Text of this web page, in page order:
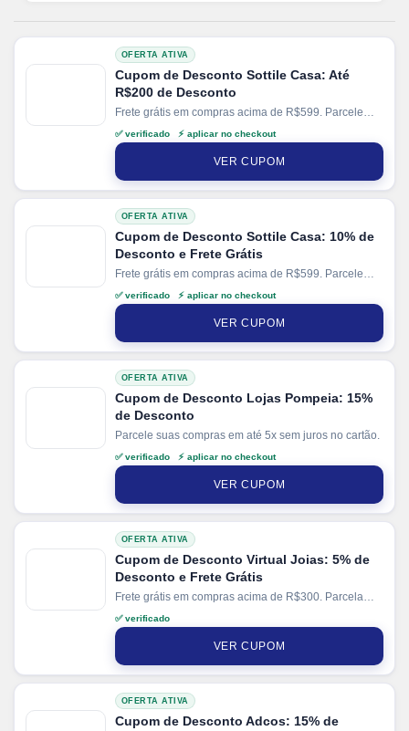
OFERTA ATIVA
Cupom de Desconto Sottile Casa: Até
R$200 de Desconto
Frete grátis em compras acima de R$599. Parcele
suas compras em até 10x sem juros no cartão. Ganhe
+ 5% de desconto em pagamentos via PIX.
✅ verificado ⚡ aplicar no checkout
VER CUPOM
OFERTA ATIVA
Cupom de Desconto Sottile Casa: 10% de
Desconto e Frete Grátis
Frete grátis em compras acima de R$599. Parcele
suas compras em até 10x sem juros no cartão. Ganhe
+ 5% de desconto em pagamentos via PIX.
✅ verificado ⚡ aplicar no checkout
VER CUPOM
OFERTA ATIVA
Cupom de Desconto Lojas Pompeia: 15%
de Desconto
Parcele suas compras em até 5x sem juros no cartão.
✅ verificado ⚡ aplicar no checkout
VER CUPOM
OFERTA ATIVA
Cupom de Desconto Virtual Joias: 5% de
Desconto e Frete Grátis
Frete grátis em compras acima de R$300. Parcela
sua compra em até 6x sem juros.
✅ verificado
VER CUPOM
OFERTA ATIVA
Cupom de Desconto Adcos: 15% de